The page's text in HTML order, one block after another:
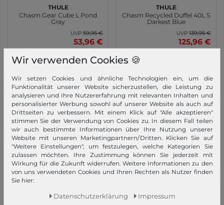
THULE
Chasm Gear Cube L Pond
Gray
UVP59,95 €
53,96 €
THULE
Chasm Recycled Duffel 40L S
Darkest Blue
UVP139,95 €
125,96 €
Nachhaltig
THULE
Chasm Recycled Backpack
UVP129,95 €
Nachhaltig
THULE
Wir verwenden Cookies 🍪
Wir setzen Cookies und ähnliche Technologien ein, um die
Funktionalität unserer Website sicherzustellen, die Leistung zu
analysieren und Ihre Nutzererfahrung mit relevanten Inhalten und
personalisierter Werbung sowohl auf unserer Website als auch auf
Drittseiten zu verbessern. Mit einem Klick auf "Alle akzeptieren"
stimmen Sie der Verwendung von Cookies zu. In diesem Fall teilen
wir auch bestimmte Informationen über Ihre Nutzung unserer
Website mit unseren Marketingpartnern/Dritten. Klicken Sie auf
"Weitere Einstellungen", um festzulegen, welche Kategorien Sie
zulassen möchten. Ihre Zustimmung können Sie jederzeit mit
Wirkung für die Zukunft widerrufen. Weitere Informationen zu den
von uns verwendeten Cookies und Ihren Rechten als Nutzer finden
Sie hier:
Daten­schutz­erklärung Impressum